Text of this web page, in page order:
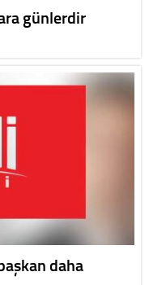
günlerdir
daha